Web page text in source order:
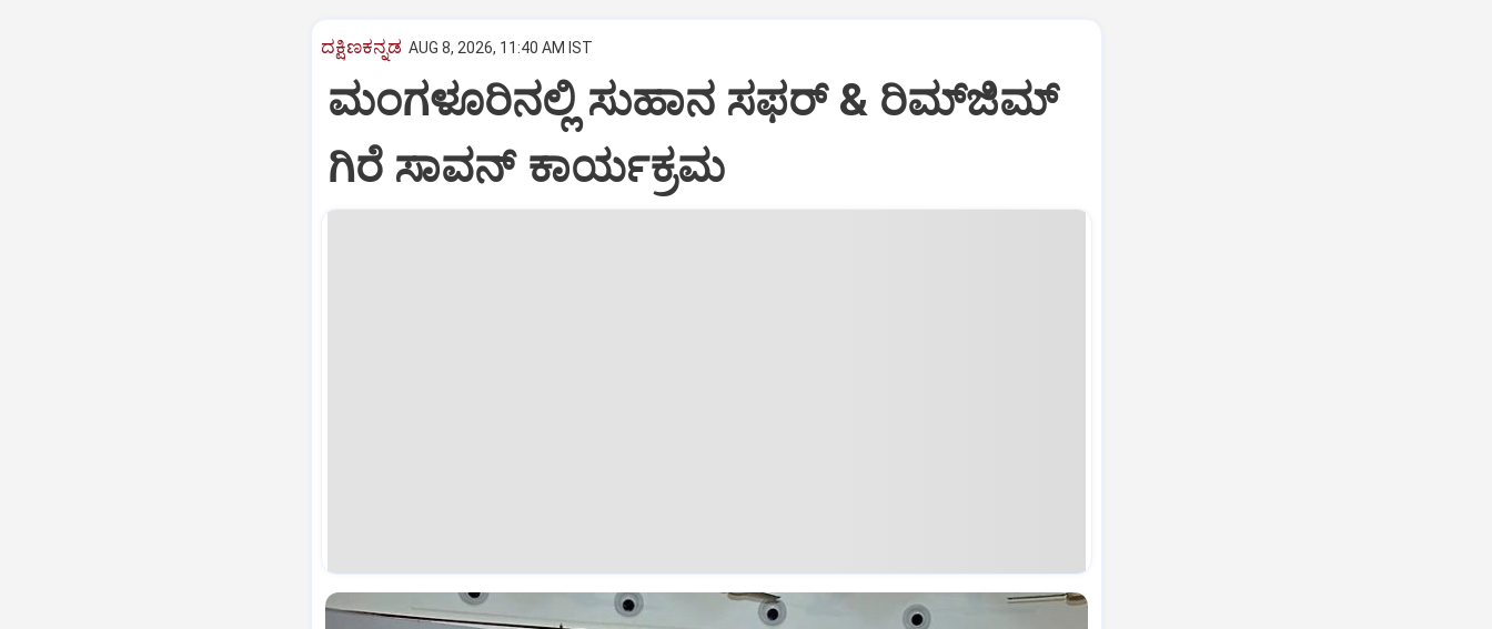
ದಕ್ಷಿಣಕನ್ನಡ AUG 8, 2026, 11:40 AM IST
ಮಂಗಳೂರಿನಲ್ಲಿ ಸುಹಾನ ಸಫರ್ & ರಿಮ್‌ಜಿಮ್
ಗಿರೆ ಸಾವನ್ ಕಾರ್ಯಕ್ರಮ